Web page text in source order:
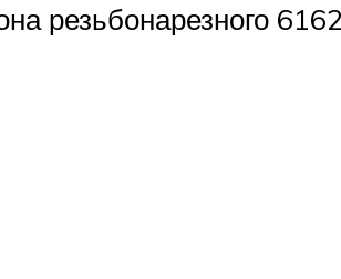
резьбонарезного